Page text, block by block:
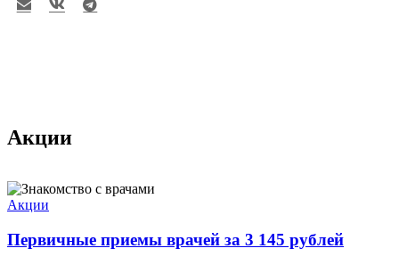
Акции
Акции
Первичные приемы врачей за 3 145 рублей